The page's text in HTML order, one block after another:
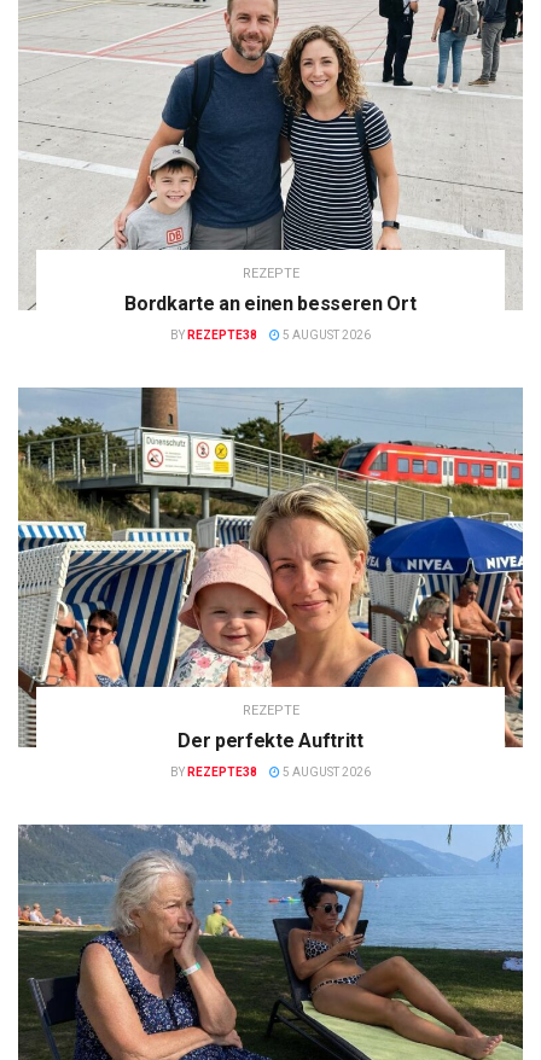
REZEPTE
Bordkarte an einen besseren Ort
BY REZEPTE38 5 AUGUST 2026
REZEPTE
Der perfekte Auftritt
BY REZEPTE38 5 AUGUST 2026